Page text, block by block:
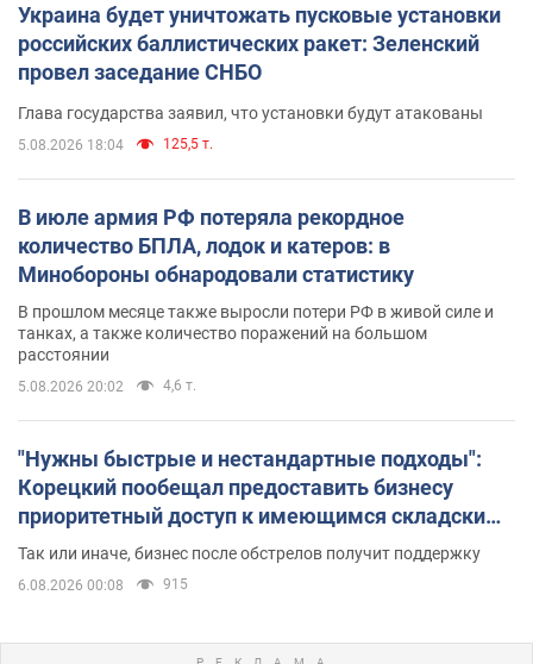
Украина будет уничтожать пусковые установки
российских баллистических ракет: Зеленский
провел заседание СНБО
Глава государства заявил, что установки будут атакованы
5.08.2026 18:04 125,5 т.
В июле армия РФ потеряла рекордное
количество БПЛА, лодок и катеров: в
Минобороны обнародовали статистику
В прошлом месяце также выросли потери РФ в живой силе и
танках, а также количество поражений на большом
расстоянии
5.08.2026 20:02 4,6 т.
"Нужны быстрые и нестандартные подходы":
Корецкий пообещал предоставить бизнесу
приоритетный доступ к имеющимся складским
помещениям
Так или иначе, бизнес после обстрелов получит поддержку
6.08.2026 00:08 915